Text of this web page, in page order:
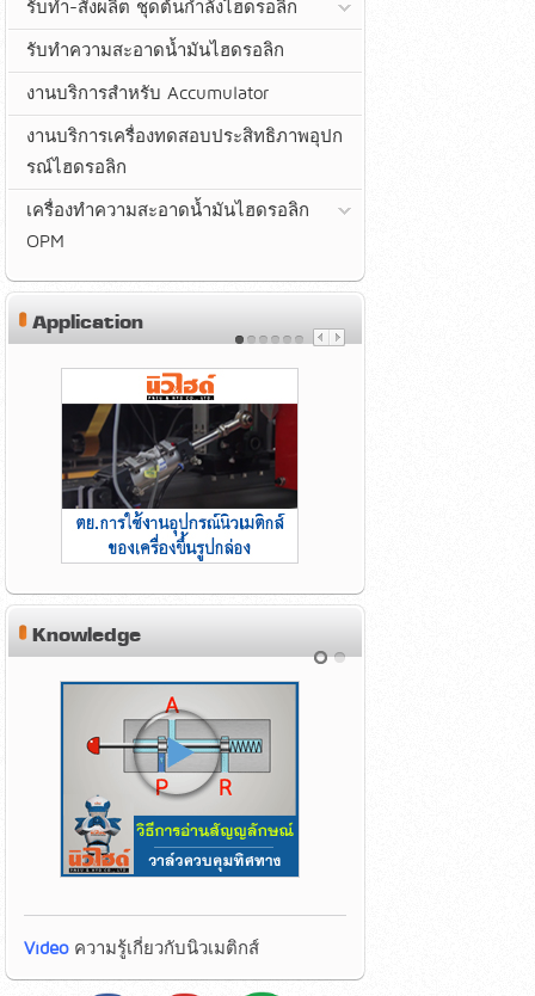
รับทำ-สั่งผลิต ชุดต้นกำลังไฮดรอลิก
รับทำความสะอาดน้ำมันไฮดรอลิก
งานบริการสำหรับ Accumulator
งานบริการเครื่องทดสอบประสิทธิภาพอุปก
รณ์ไฮดรอลิก
เครื่องทำความสะอาดน้ำมันไฮดรอลิก
OPM
Application
Knowledge
Videoความรู้เกี่ยวกับนิวเมติกส์